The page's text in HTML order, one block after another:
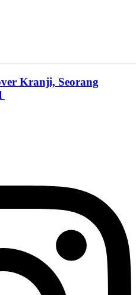
Kranji, Seorang